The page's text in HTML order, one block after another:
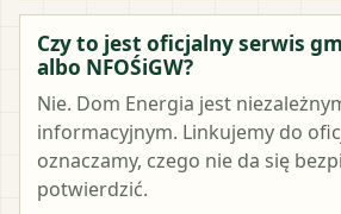
Czy to jest oficjalny serwis
albo NFOŚiGW?
Nie. Dom Energia jest
informacyjnym. Linkujemy do
oznaczamy, czego nie da się
potwierdzić.